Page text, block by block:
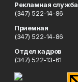
Рекламная служба
(347) 522-14-86
Приемная
(347) 522-14-86
Отдел кадров
(347) 522-13-61